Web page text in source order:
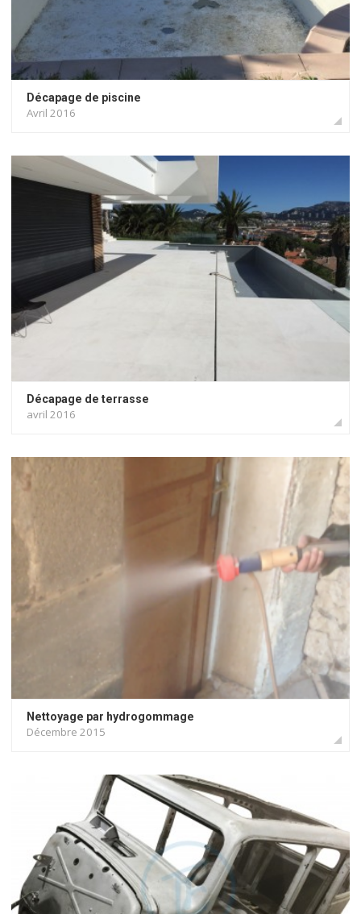
Décapage de piscine
Avril 2016
Décapage de terrasse
avril 2016
Nettoyage par hydrogommage
Décembre 2015